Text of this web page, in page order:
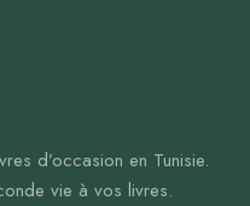
d’occasion en Tunisie.
vie à vos livres.